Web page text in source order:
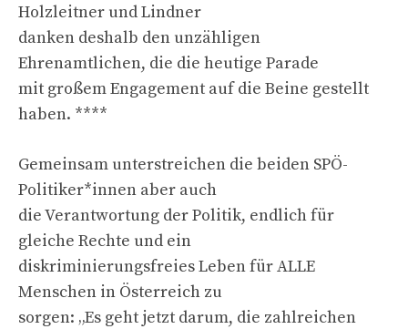
Holzleitner und Lindner
danken deshalb den unzähligen
Ehrenamtlichen, die die heutige Parade
mit großem Engagement auf die Beine gestellt
haben. ****
Gemeinsam unterstreichen die beiden SPÖ-
Politiker*innen aber auch
die Verantwortung der Politik, endlich für
gleiche Rechte und ein
diskriminierungsfreies Leben für ALLE
Menschen in Österreich zu
sorgen: „Es geht jetzt darum, die zahlreichen